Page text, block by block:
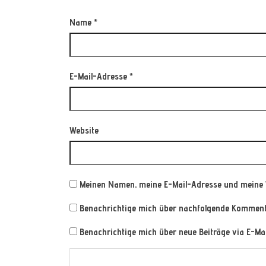
Name *
E-Mail-Adresse *
Website
Meinen Namen, meine E-Mail-Adresse und
Benachrichtige mich über nachfolgende
Benachrichtige mich über neue Beiträge via E-